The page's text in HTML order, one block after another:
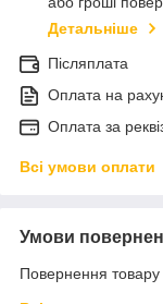
Детальніше
Післяплата
Оплата на
Оплата за
Всі умови оплати
Умови
Повернення